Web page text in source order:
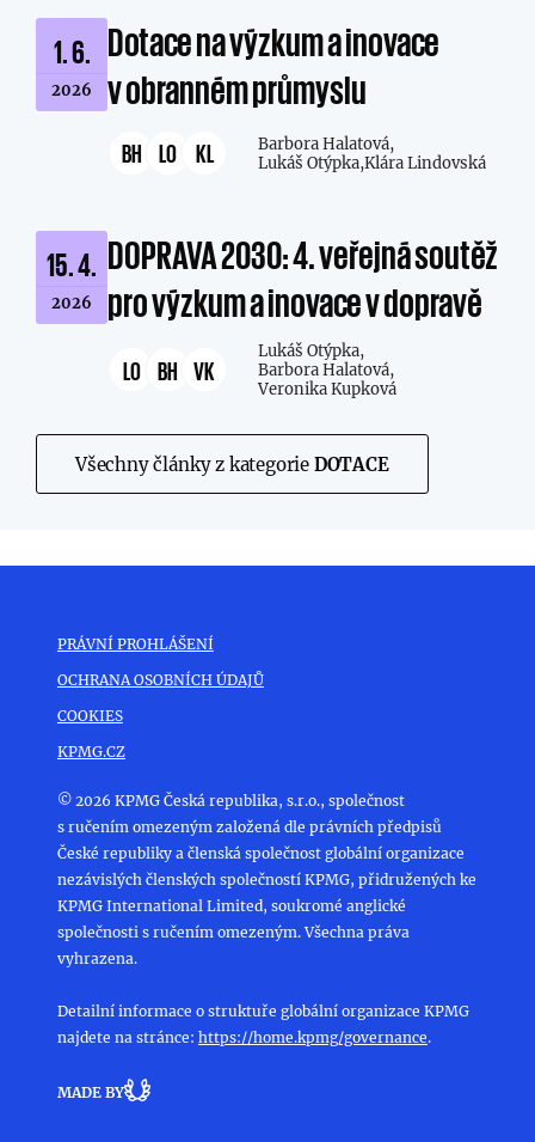
1. 6.
2026
Dotace na výzkum a inovace
v obranném průmyslu
BH LO KL
Barbora Halatová,
Lukáš Otýpka,Klára Lindovská
15. 4.
2026
DOPRAVA 2030: 4. veřejná soutěž
pro výzkum a inovace v dopravě
LO BH VK
Lukáš Otýpka,
Barbora Halatová,
Veronika Kupková
Všechny články z kategorie DOTACE
PRÁVNÍ PROHLÁŠENÍ
OCHRANA OSOBNÍCH ÚDAJŮ
COOKIES
KPMG.CZ
© 2026 KPMG Česká republika, s.r.o., společnost
s ručením omezeným založená dle právních předpisů
České republiky a členská společnost globální organizace
nezávislých členských společností KPMG, přidružených ke
KPMG International Limited, soukromé anglické
společnosti s ručením omezeným. Všechna práva
vyhrazena.
Detailní informace o struktuře globální organizace KPMG
najdete na stránce: https://home.kpmg/governance.
MADE BY